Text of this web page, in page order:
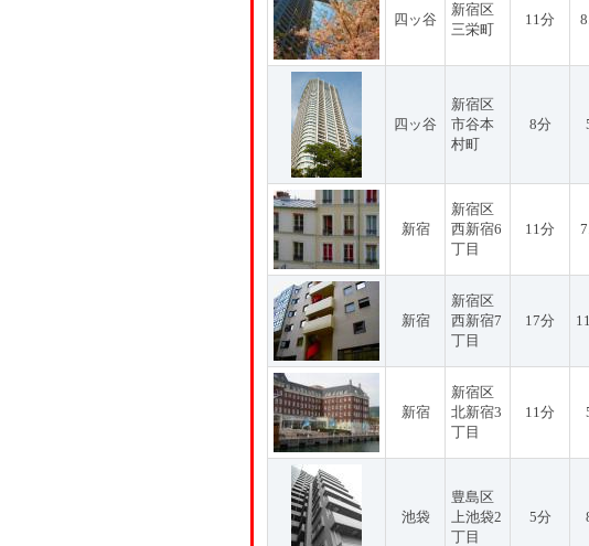
四ッ谷
新宿区
三栄町
11分
四ッ谷
新宿区
市谷本
村町
8分
新宿
新宿区
西新宿6
丁目
11分
新宿
新宿区
西新宿7
丁目
17分
新宿
新宿区
北新宿3
丁目
11分
池袋
豊島区
上池袋2
丁目
5分